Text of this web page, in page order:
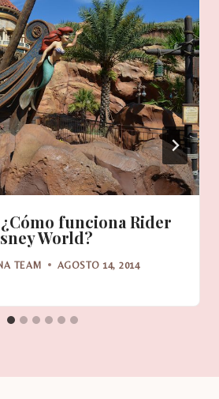
funciona Rider
World?
TEAM AGOSTO 14, 2014